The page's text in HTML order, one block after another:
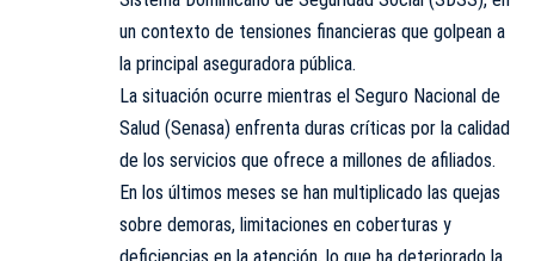
un contexto de tensiones financieras que golpean a
la principal aseguradora pública.
La situación ocurre mientras el Seguro Nacional de
Salud (Senasa) enfrenta duras críticas por la calidad
de los servicios que ofrece a millones de afiliados.
En los últimos meses se han multiplicado las quejas
sobre demoras, limitaciones en coberturas y